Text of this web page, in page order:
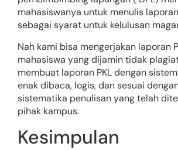
mahasiswanya untuk menulis
sebagai syarat untuk kelulusan
Nah kami bisa mengerjakan laporan
mahasiswa yang dijamin tidak
membuat laporan PKL dengan
enak dibaca, logis, dan sesuai
sistematika penulisan yang telah
pihak kampus.
Kesimpulan